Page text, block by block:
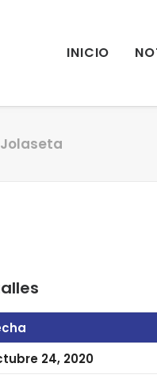
INICIO
Jolaseta
24, 2020